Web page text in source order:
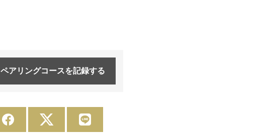
ペアリングコースを記録する